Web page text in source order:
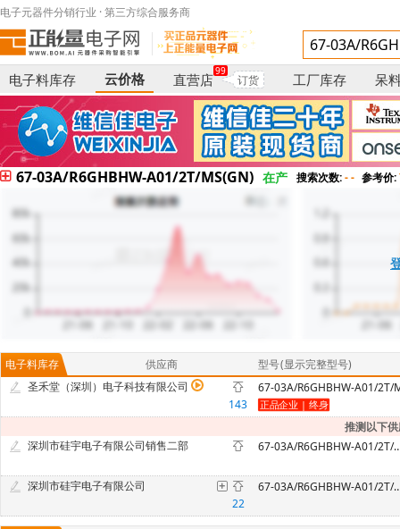
电子元器件分销行业 · 第三方综合服务商
电子料库存 云价格 直营店
99
订货 工厂库存 呆
67-03A/R6GHBHW-A01/2T/MS(GN) 在产 搜索次数:- - 参考价:
电子料库存 供应商 型号(显示完整型号)
圣禾堂（深圳）电子科技有限公司
143
67-03A/R6GHBHW-A01/2T/
推测以下
深圳市硅宇电子有限公司销售二部
67-03A/
深圳市硅宇电子有限公司
22
67-03A/